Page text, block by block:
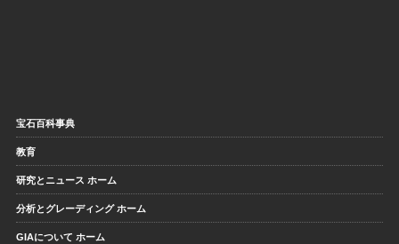
宝石百科事典
教育
研究とニュース ホーム
分析とグレーディング ホーム
GIAについて ホーム